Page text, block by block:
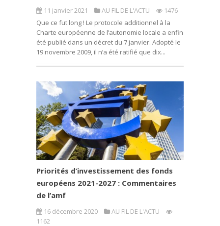
11 janvier 2021 AU FIL DE L'ACTU
1476
Que ce fut long ! Le protocole additionnel à la
Charte européenne de l’autonomie locale a enfin
été publié dans un décret du 7 janvier. Adopté le
19 novembre 2009, il n’a été ratifié que dix...
Priorités d’investissement des fonds
européens 2021-2027 : Commentaires
de l’amf
16 décembre 2020
AU FIL DE L'ACTU
1162